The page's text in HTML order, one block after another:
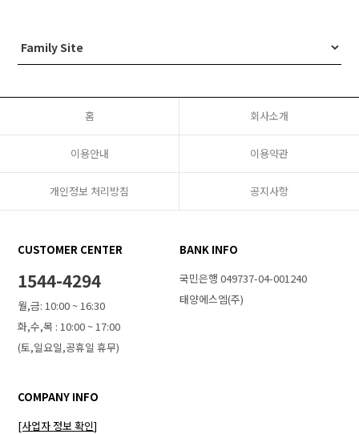
홈 회사소개
이용안내 이용약관
개인정보 처리방침 공지사항
CUSTOMER CENTER
1544-4294
월,금: 10:00 ~ 16:30
화,수,목 : 10:00 ~ 17:00
(토,일요일,공휴일 휴무)
BANK INFO
국민은행 049737-04-001240
태양에스엠(주)
COMPANY INFO
[사업자 정보 확인]